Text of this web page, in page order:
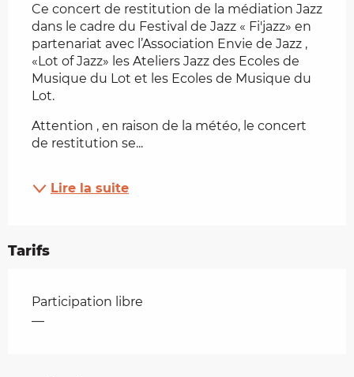
Ce concert de restitution de la médiation Jazz
dans le cadre du Festival de Jazz « Fi'jazz» en
partenariat avec l’Association Envie de Jazz ,
«Lot of Jazz» les Ateliers Jazz des Ecoles de
Musique du Lot et les Ecoles de Musique du
Lot.
Attention , en raison de la météo, le concert
de restitution se...
Lire la suite
Tarifs
Tarifs 2026
Participation libre
—